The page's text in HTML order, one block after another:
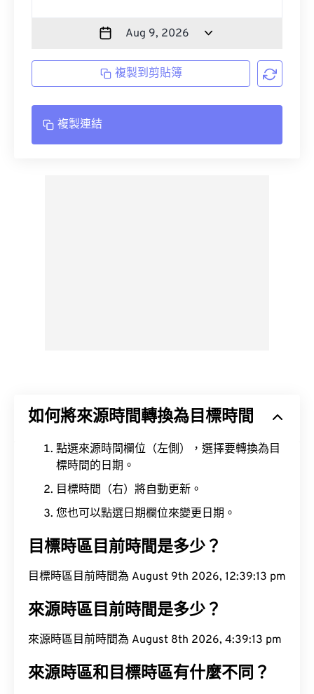
複製到剪貼簿
複製連結
如何將來源時間轉換為目標時間
點選來源時間欄位（左側），選擇要轉換為目
標時間的日期。
目標時間（右）將自動更新。
您也可以點選日期欄位來變更日期。
目標時區目前時間是多少？
目標時區目前時間為 August 9th 2026, 12:39:14 pm
來源時區目前時間是多少？
來源時區目前時間為 August 8th 2026, 4:39:14 pm
來源時區和目標時區有什麼不同？